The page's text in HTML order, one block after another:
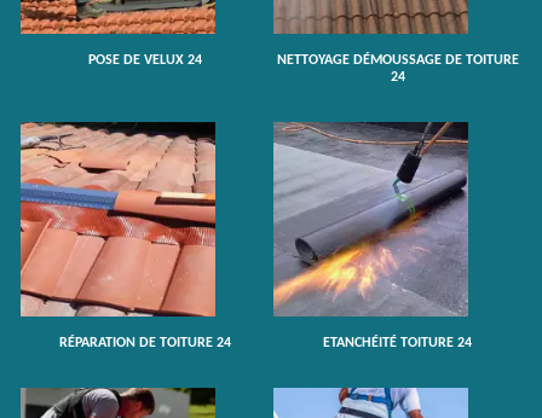
POSE DE VELUX 24
NETTOYAGE DÉMOUSSAGE DE TOITURE
24
RÉPARATION DE TOITURE 24 ETANCHÉITÉ TOITURE 24